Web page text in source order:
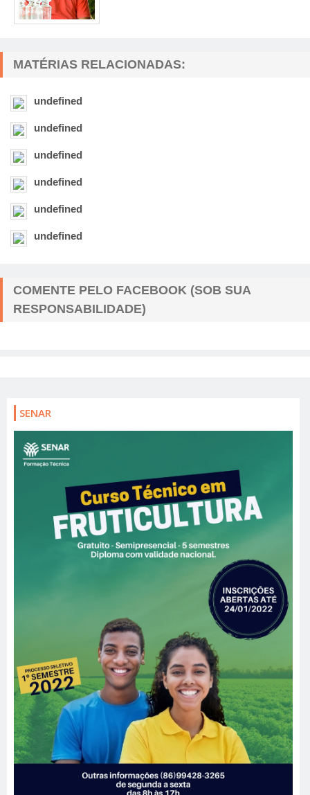
MATÉRIAS RELACIONADAS:
undefined
undefined
undefined
undefined
undefined
undefined
COMENTE PELO FACEBOOK (SOB SUA
RESPONSABILIDADE)
SENAR